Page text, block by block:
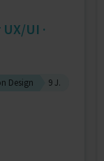
UI ·
Design
9 J.